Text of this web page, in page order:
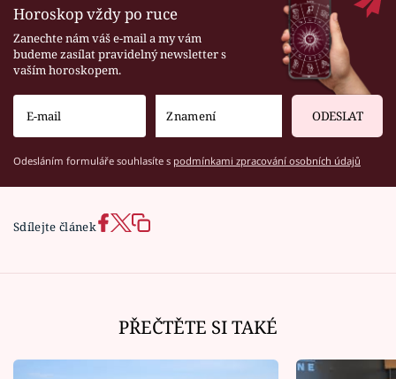
Horoskop vždy po ruce
Zanechte nám váš e-mail a my vám
budeme zasílat pravidelný newsletter s
vaším horoskopem.
ODESLAT
Odesláním formuláře souhlasíte s podmínkami zpracování osobních údajů
Sdílejte článek
PŘEČTĚTE SI TAKÉ